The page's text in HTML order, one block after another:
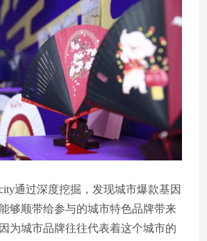
通过深度挖掘，发现城市爆款基因
够顺带给参与的城市特色品牌带来
为城市品牌往往代表着这个城市的